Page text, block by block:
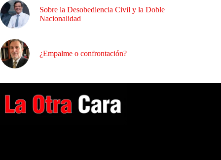
Sobre la Desobediencia Civil y la Doble
Nacionalidad
¿Empalme o confrontación?